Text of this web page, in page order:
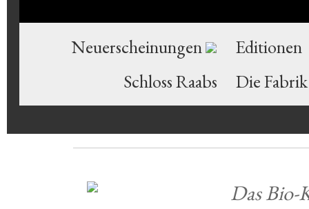
Neuerscheinungen
Editionen
Schloss Raabs
Die Fabrik
Das Bio-